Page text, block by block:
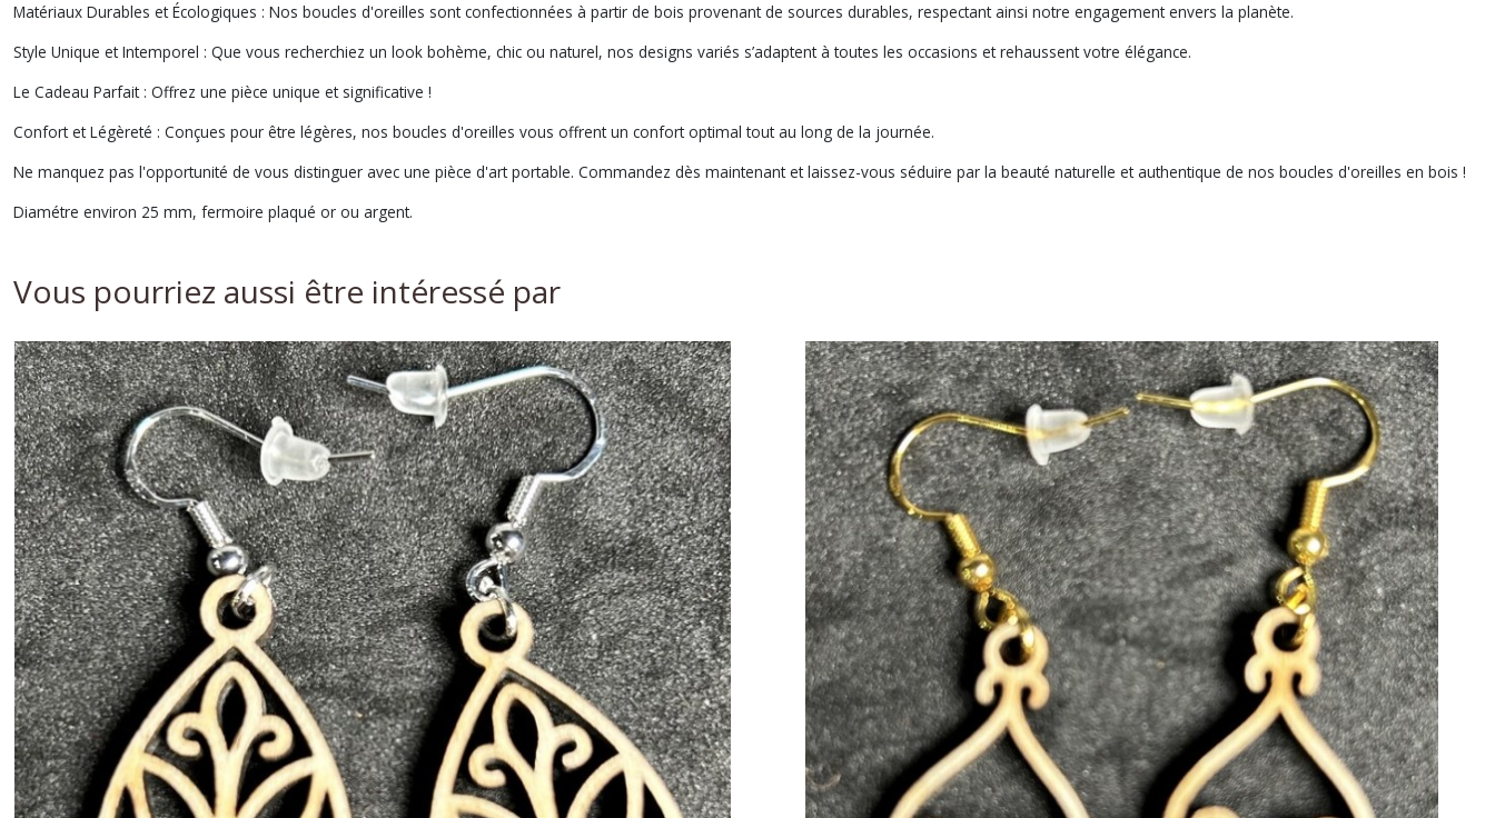
Matériaux Durables et Écologiques : Nos boucles d'oreilles sont confectionnées à partir de bois provenant de sources durables, respectant ainsi notre engagement envers la planète.
Style Unique et Intemporel : Que vous recherchiez un look bohème, chic ou naturel, nos designs variés s’adaptent à toutes les occasions et rehaussent votre élégance.
Le Cadeau Parfait : Offrez une pièce unique et significative !
Confort et Légèreté : Conçues pour être légères, nos boucles d'oreilles vous offrent un confort optimal tout au long de la journée.
Ne manquez pas l'opportunité de vous distinguer avec une pièce d'art portable. Commandez dès maintenant et laissez-vous séduire par la beauté naturelle et authentique de nos boucles d'oreilles en bois !
Diamétre environ 25 mm, fermoire plaqué or ou argent.
Vous pourriez aussi être intéressé par